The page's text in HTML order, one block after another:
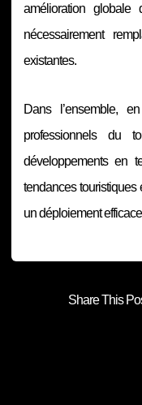
amélioration globale
nécessairement
existantes.
Dans l’ensemble,
professionnels du
développements en
tendances touristiques
un déploiement
Share This